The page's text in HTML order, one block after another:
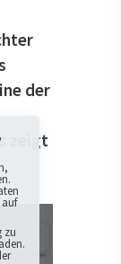
der
zeigt
zu